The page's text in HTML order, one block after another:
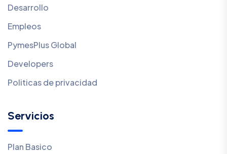
Desarrollo
Empleos
PymesPlus Global
Developers
Politicas de privacidad
Servicios
Plan Basico